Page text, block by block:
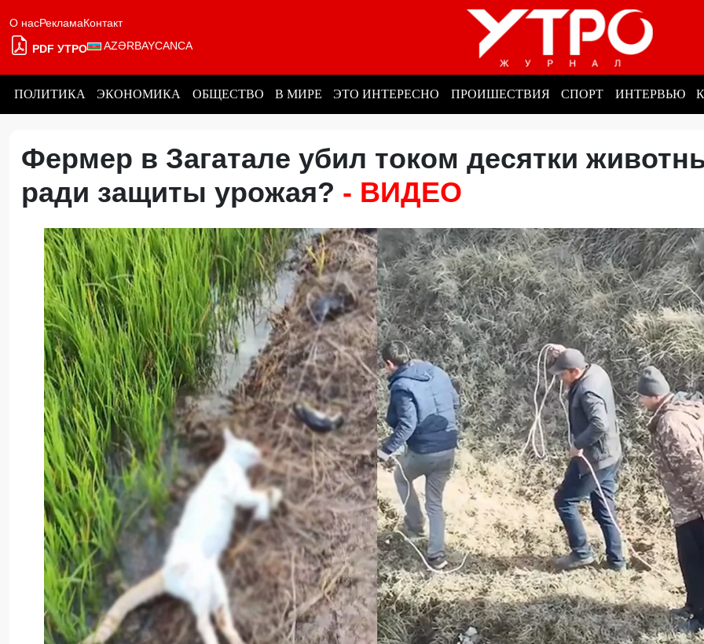
О насРекламаКонтакт
PDF УТРО AZƏRBAYCANCA
ПОЛИТИКА ЭКОНОМИКА ОБЩЕСТВО В МИРЕ ЭТО ИНТЕРЕСНО ПРОИШЕСТВИЯ СПОРТ ИНТЕРВЬЮ
Фермер в Загатале убил током десятки
ради защиты урожая? - ВИДЕО